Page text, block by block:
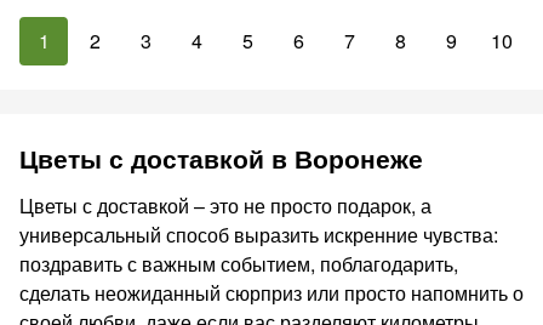
1 2 3 4 5 6 7 8 9 10
Цветы с доставкой в Воронеже
Цветы с доставкой – это не просто подарок, а
универсальный способ выразить искренние чувства:
поздравить с важным событием, поблагодарить,
сделать неожиданный сюрприз или просто напомнить о